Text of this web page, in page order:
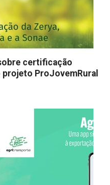
certificação
ProJovemRural